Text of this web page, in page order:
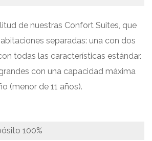
100%
de nuestras Confort Suites, que
separadas: una con dos
todas las características estándar.
con una capacidad máxima
(menor de 11 años).